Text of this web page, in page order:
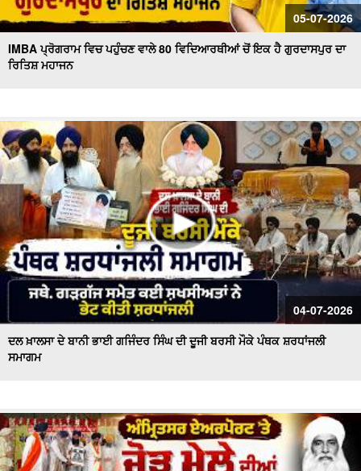
05-07-2026
IMBA ਪ੍ਰੋਗਰਾਮ ਵਿਚ ਪਹੁੰਚਣ ਵਾਲੇ 80 ਵਿਦਿਆਰਥੀਆਂ ਚੋਂ ਇਕ ਹੈ ਗੁਰਦਾਸਪੁਰ ਦਾ
ਰਿਤਿਸ਼ ਮਹਾਜਨ
04-07-2026
ਦਲ ਖ਼ਾਲਸਾ ਦੇ ਬਾਨੀ ਭਾਈ ਗਜਿੰਦਰ ਸਿੰਘ ਦੀ ਦੂਜੀ ਬਰਸੀ ਮੌਕੇ ਪੰਥਕ ਸ਼ਰਧਾਂਜਲੀ
ਸਮਾਗਮ